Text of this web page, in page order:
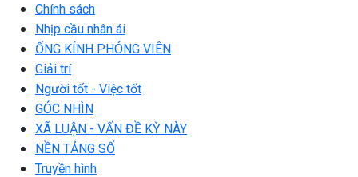
Chính sách
Nhịp cầu nhân ái
ỐNG KÍNH PHÓNG VIÊN
Giải trí
Người tốt - Việc tốt
GÓC NHÌN
XÃ LUẬN - VẤN ĐỀ KỲ NÀY
NỀN TẢNG SỐ
Truyền hình